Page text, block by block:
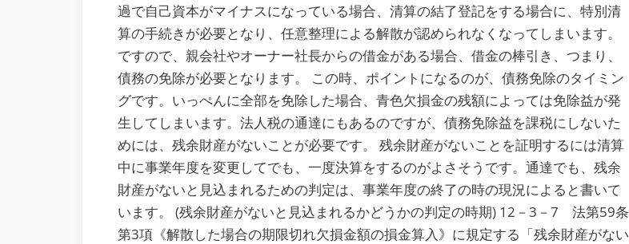
免
除
益
の
計
上
タ
イ
ミ
ン
グ
過で自己資本がマイナスになっている場合、清算の結了登記をする場合に、特別清
算の手続きが必要となり、任意整理による解散が認められなくなってしまいます。
ですので、親会社やオーナー社長からの借金がある場合、借金の棒引き、つまり、
債務の免除が必要となります。 この時、ポイントになるのが、債務免除のタイミン
グです。いっぺんに全部を免除した場合、青色欠損金の残額によっては免除益が発
生してしまいます。法人税の通達にもあるのですが、債務免除益を課税にしないた
めには、残余財産がないことが必要です。 残余財産がないことを証明するには清算
中に事業年度を変更してでも、一度決算をするのがよさそうです。通達でも、残余
財産がないと見込まれるための判定は、事業年度の終了の時の現況によると書いて
います。 (残余財産がないと見込まれるかどうかの判定の時期) 12－3－7 法第59条
第3項《解散した場合の期限切れ欠損金額の損金算入》に規定する「残余財産がない